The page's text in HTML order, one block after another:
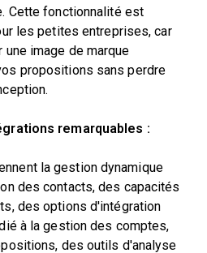
Cette fonctionnalité est
les petites entreprises, car
image de marque
propositions sans perdre
remarquables :
la gestion dynamique
des contacts, des capacités
des options d'intégration
à la gestion des comptes,
des outils d'analyse